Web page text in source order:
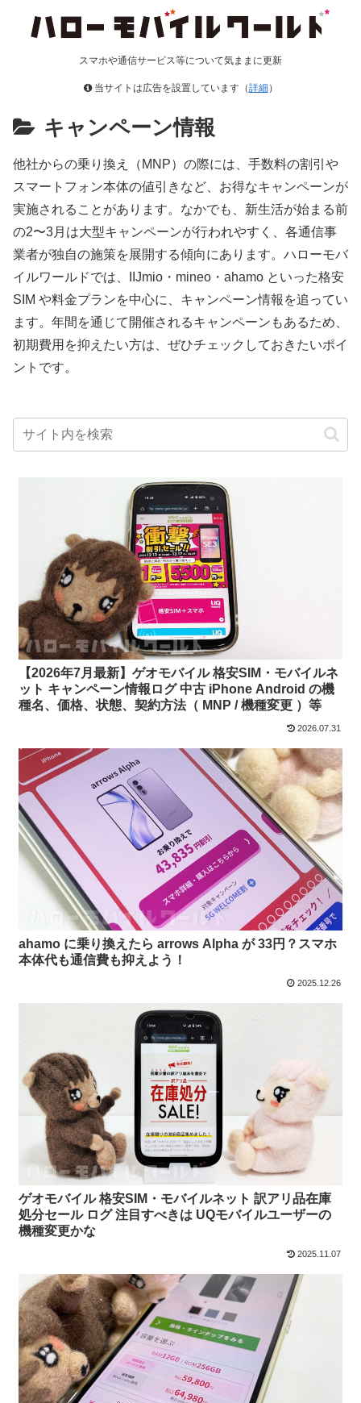
スマホや通信サービス等について気ままに更新
当サイトは広告を設置しています（詳細 ）
キャンペーン情報
他社からの乗り換え（MNP）の際には、手数料の割引や
スマートフォン本体の値引きなど、お得なキャンペーンが
実施されることがあります。なかでも、新生活が始まる前
の2〜3月は大型キャンペーンが行われやすく、各通信事
業者が独自の施策を展開する傾向にあります。ハローモバ
イルワールドでは、IIJmio・mineo・ahamo といった格安
SIM や料金プランを中心に、キャンペーン情報を追ってい
ます。年間を通じて開催されるキャンペーンもあるため、
初期費用を抑えたい方は、ぜひチェックしておきたいポイ
ントです。
【2026年7月最新】ゲオモバイル 格安SIM・モバイルネ
ット キャンペーン情報ログ 中古 iPhone Android の機
種名、価格、状態、契約方法（ MNP / 機種変更 ）等
2026.07.31
ahamo に乗り換えたら arrows Alpha が 33円？スマホ
本体代も通信費も抑えよう！
2025.12.26
ゲオモバイル 格安SIM・モバイルネット 訳アリ品在庫
処分セール ログ 注目すべきは UQモバイルユーザーの
機種変更かな
2025.11.07